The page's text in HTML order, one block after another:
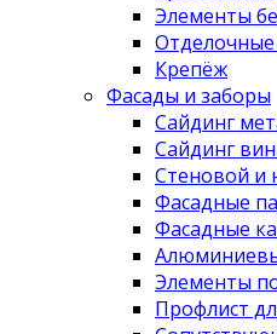
Элементы
Крепёж
Фасады и заборы
Сайдинг
Сайдинг
Стеновой и
Фасадные
Фасадные
Элементы
Профлист